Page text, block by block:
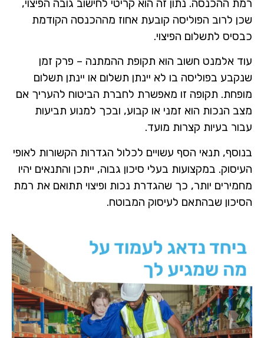
רמת ההכנסה. נתון זה הוא קריטי לחישוב גובה הפיצוי,
שכן לרוב הפוליסה קובעת אחוז מההכנסה הקודמת
כבסיס לתשלום הפיצוי.
עוד אלמנט חשוב הוא תקופת ההמתנה – פרק זמן
שנקבע בפוליסה בו לא יינתן תשלום או יינתן תשלום
מופחת. תקופה זו מאפשרת לחברת הביטוח להעריך אם
מצב הנכות הוא זמני או קבוע, ובכך למנוע תביעות
עבור בעיות קצרות מועד.
בנוסף, תנאי הסף עשויים לכלול הגדרות הקשורות לאופי
העיסוק. במקצועות בעלי סיכון גבוה, ייתכן והתנאים יהיו
מחמירים יותר, כך שהגדרת נכות ופיצוי תתואם את רמת
הסיכון שבהתאם לעיסוק המבוטח.